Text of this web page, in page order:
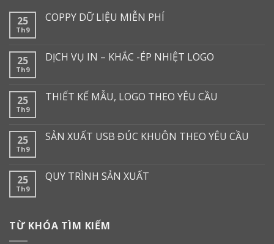
25
Th9
COPPY DỮ LIỆU MIỄN PHÍ
25
Th9
DỊCH VỤ IN – KHẮC -ÉP NHIỆT LOGO
25
Th9
THIẾT KẾ MẪU, LOGO THEO YÊU CẦU
25
Th9
SẢN XUẤT USB ĐÚC KHUÔN THEO YÊU CẦU
25
Th9
QUY TRÌNH SẢN XUẤT
TỪ KHÓA TÌM KIẾM